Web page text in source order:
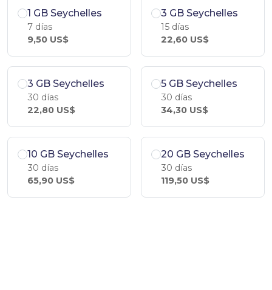
1 GB Seychelles
7 días
9,50 US$
3 GB Seychelles
15 días
22,60 US$
3 GB Seychelles
30 días
22,80 US$
5 GB Seychelles
30 días
34,30 US$
10 GB Seychelles
30 días
65,90 US$
20 GB Seychelles
30 días
119,50 US$